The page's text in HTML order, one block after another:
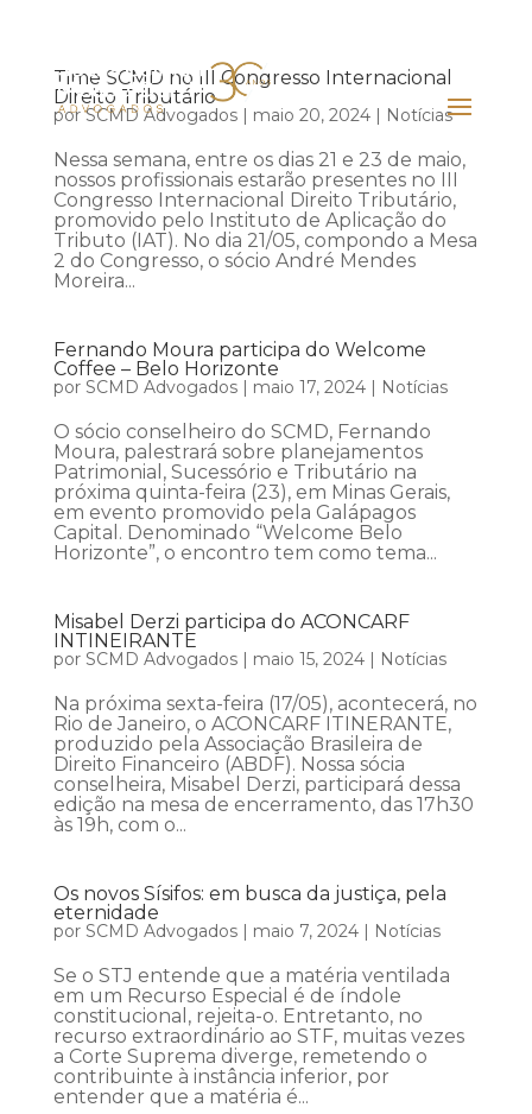
Time SCMD no III Congresso Internacional
Direito Tributário
porSCMD Advogados| maio 20, 2024| Notícias
Nessa semana, entre os dias 21 e 23 de maio,
nossos profissionais estarão presentes no III
Congresso Internacional Direito Tributário,
promovido pelo Instituto de Aplicação do
Tributo (IAT). No dia 21/05, compondo a Mesa
2 do Congresso, o sócio André Mendes
Moreira...
Fernando Moura participa do Welcome
Coffee – Belo Horizonte
por SCMD Advogados| maio 17, 2024| Notícias
O sócio conselheiro do SCMD, Fernando
Moura, palestrará sobre planejamentos
Patrimonial, Sucessório e Tributário na
próxima quinta-feira (23), em Minas Gerais,
em evento promovido pela Galápagos
Capital. Denominado “Welcome Belo
Horizonte”, o encontro tem como tema...
Misabel Derzi participa do ACONCARF
INTINEIRANTE
por SCMD Advogados| maio 15, 2024| Notícias
Na próxima sexta-feira (17/05), acontecerá, no
Rio de Janeiro, o ACONCARF ITINERANTE,
produzido pela Associação Brasileira de
Direito Financeiro (ABDF). Nossa sócia
conselheira, Misabel Derzi, participará dessa
edição na mesa de encerramento, das 17h30
às 19h, com o...
Os novos Sísifos: em busca da justiça, pela
eternidade
por SCMD Advogados| maio 7, 2024| Notícias
Se o STJ entende que a matéria ventilada
em um Recurso Especial é de índole
constitucional, rejeita-o. Entretanto, no
recurso extraordinário ao STF, muitas vezes
a Corte Suprema diverge, remetendo o
contribuinte à instância inferior, por
entender que a matéria é...